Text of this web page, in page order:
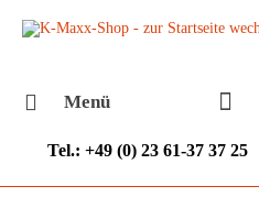
Tel.: +49 (0) 23 61-37 37 25
Menü